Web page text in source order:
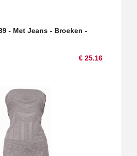
- Met Jeans - Broeken -
€ 25.16